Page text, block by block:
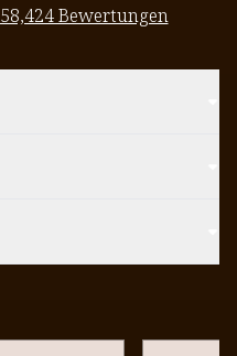
58,424 Bewertungen